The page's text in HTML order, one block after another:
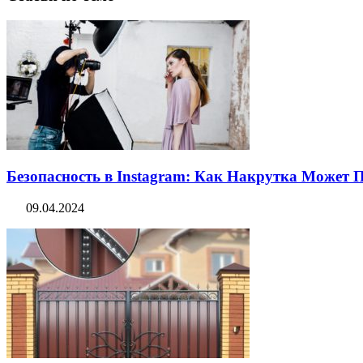
Безопасность в Instagram: Как Накрутка
09.04.2024